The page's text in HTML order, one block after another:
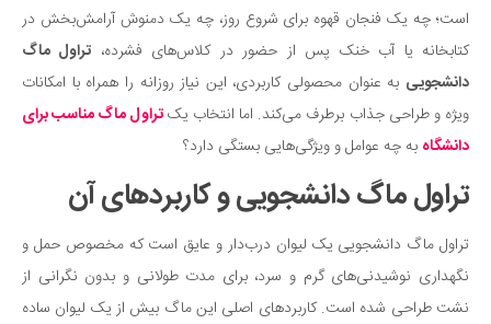
تغذیه سالم
بهداشت
بیماری و درمان
کودک و مادر
ورزش و تندرستی
مراکز پزشکی و دارویی
فرهنگ و هنر
است؛ چه یک فنجان قهوه برای شروع روز، چه یک دمنوش آرامش‌بخش در
کتابخانه یا آب خنک پس از حضور در کلاس‌های فشرده، تراول ماگ
دانشجویی به عنوان محصولی کاربردی، این نیاز روزانه را همراه با امکانات
ویژه و طراحی جذاب برطرف می‌کند. اما انتخاب یکتراول ماگ مناسب برای
دانشگاه به چه عوامل و ویژگی‌هایی بستگی دارد؟
تراول ماگ دانشجویی و کاربردهای آن
تراول ماگ دانشجویی یک لیوان درب‌دار و عایق‌ است که مخصوص حمل و
نگهداری نوشیدنی‌های گرم و سرد، برای مدت طولانی و بدون نگرانی از
نشت طراحی شده است. کاربردهای اصلی این ماگ بیش از یک لیوان ساده